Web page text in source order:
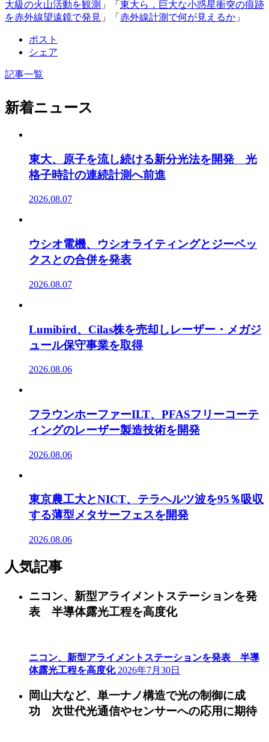
大級の火山活動を観測 」「 東大ら，巨大な小惑星衝突の痕跡
を赤外線望遠鏡で発見 」「 赤外線計測で何が見えるか 」
ポスト
シェア
記事一覧
新着ニュース
東大、原子を流し続ける新分光法を開発 光
格子時計の連続計測へ前進
2026.08.07
ウシオ電機、ウシオライティングとジーベッ
クスとの合併を発表
2026.08.07
Lumibird、Cilas株を売却しレーザー・メガジ
ュール保守事業を取得
2026.08.06
フラウンホーファーILT、PFASフリーコーテ
ィングのレーザー製造技術を開発
2026.08.06
東京農工大とNICT、テラヘルツ波を95％吸収
する薄型メタサーフェスを開発
2026.08.06
人気記事
ニコン、新型アライメントステーションを発
表 半導体露光工程を高度化
ニコン、新型アライメントステーションを発表 半導
体露光工程を高度化 2026年7月30日
岡山大など、単一ナノ構造で光の制御に成
功 次世代光通信やセンサーへの応用に期待